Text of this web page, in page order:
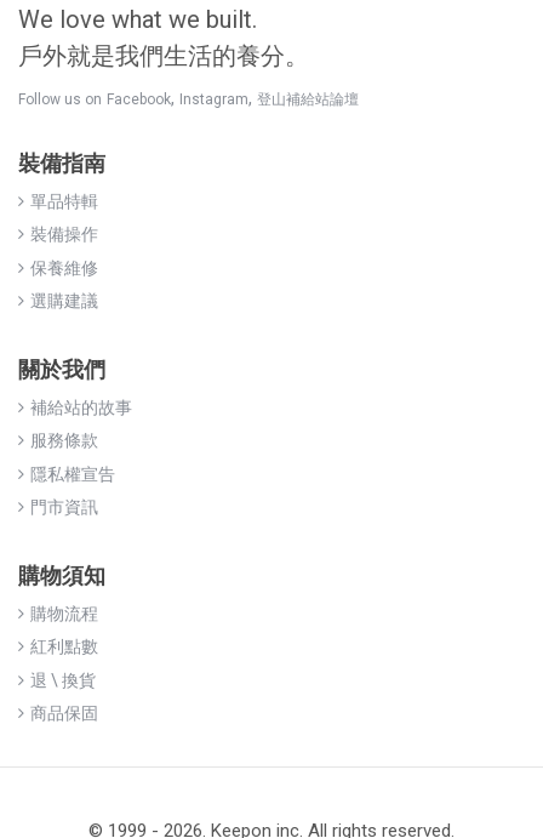
We love what we built.
戶外就是我們生活的養分。
Follow us on Facebook, Instagram, 登山補給站論壇
裝備指南
單品特輯
裝備操作
保養維修
選購建議
關於我們
補給站的故事
服務條款
隱私權宣告
門市資訊
購物須知
購物流程
紅利點數
退 \ 換貨
商品保固
© 1999 - 2026. Keepon inc. All rights reserved.